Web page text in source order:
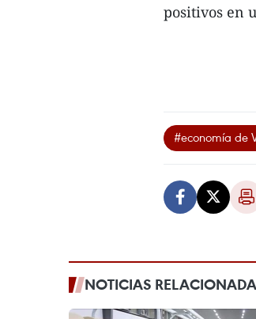
positivos en
#economía de
NOTICIAS